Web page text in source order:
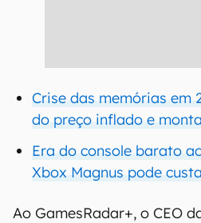
Crise das memórias em
do preço inflado e
Era do console barato
Xbox Magnus pode
Ao GamesRadar+, o CEO